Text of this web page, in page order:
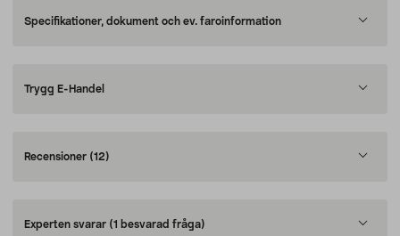
Specifikationer, dokument och ev. faroinformation
Trygg E-Handel
Recensioner (12)
Experten svarar (1 besvarad fråga)